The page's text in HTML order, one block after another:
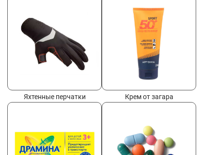
Яхтенные перчатки Крем от загара